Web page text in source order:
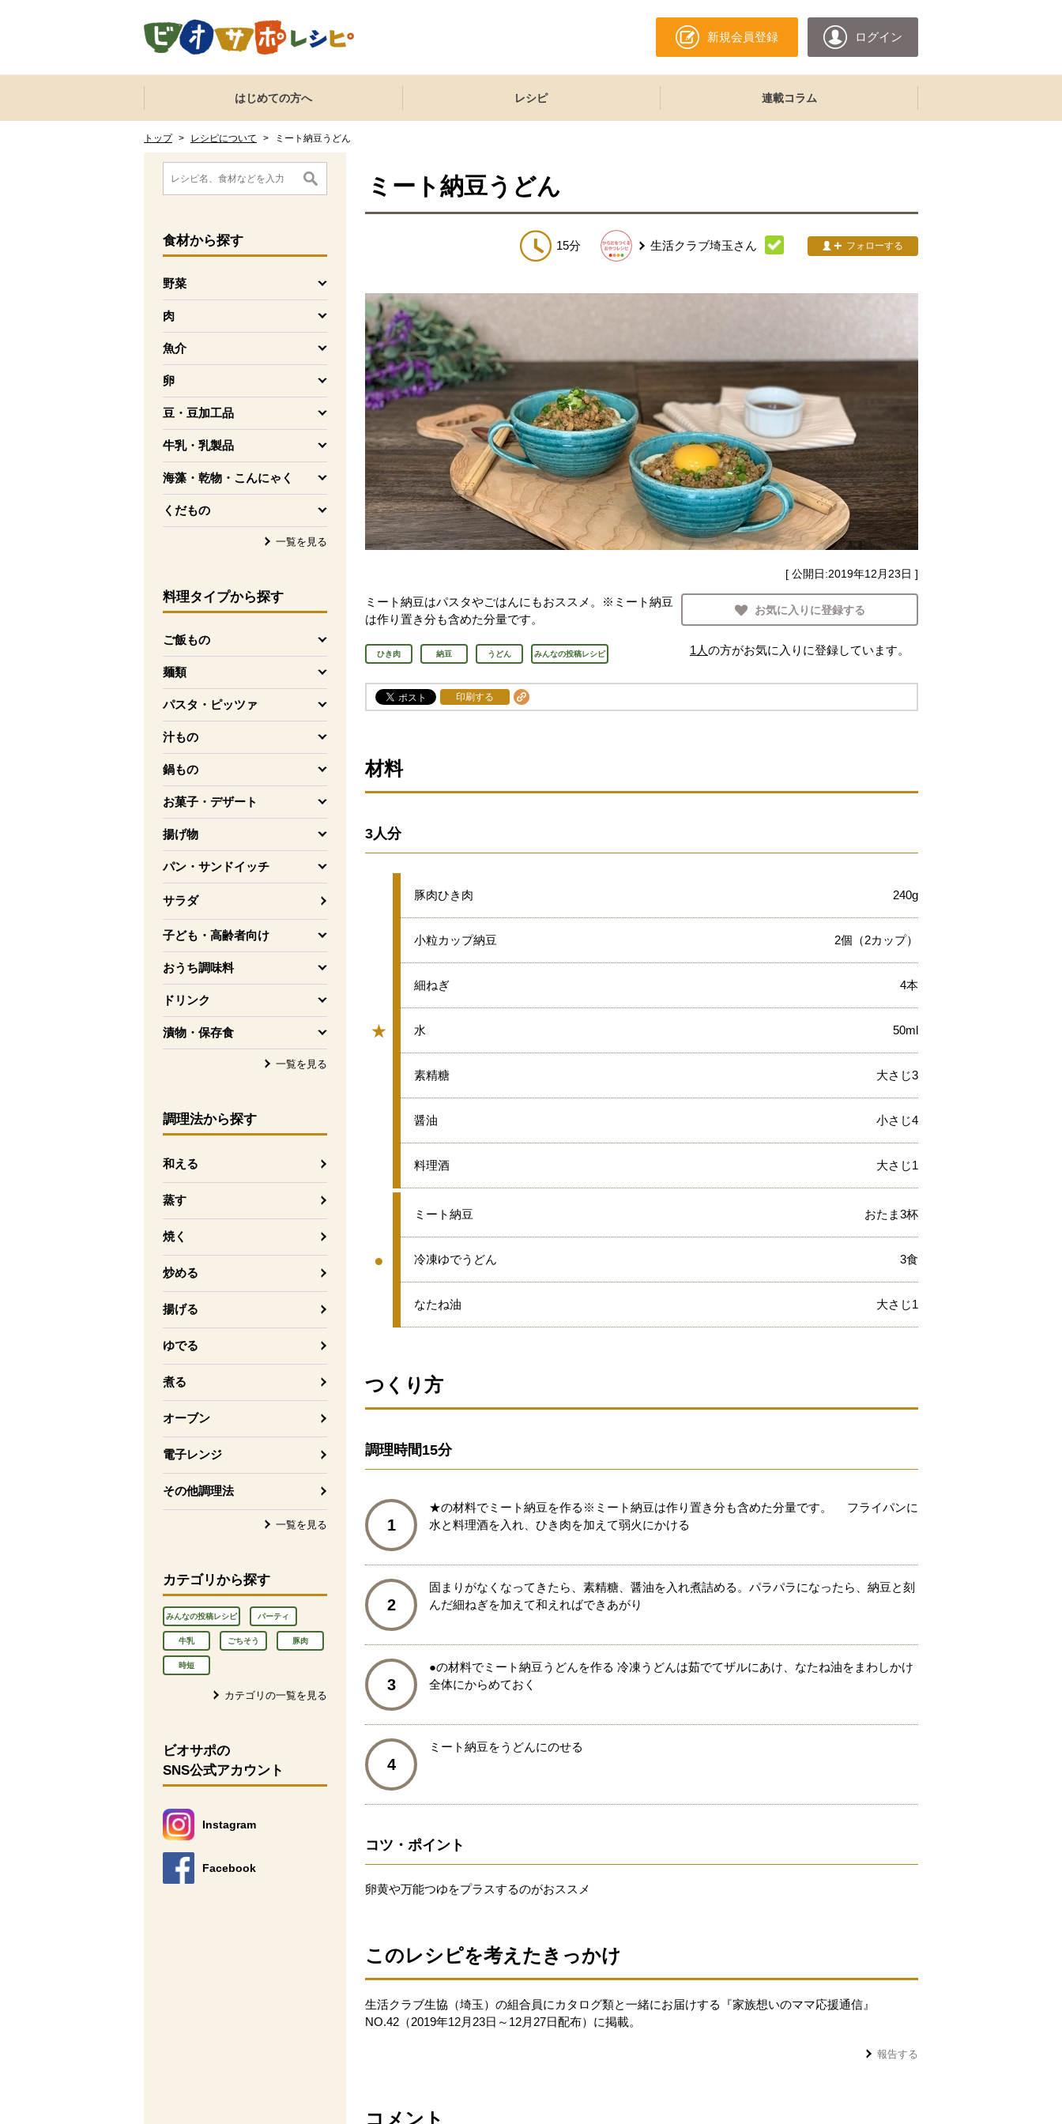
新規会員登録 ログイン
ここからサイト内共通メニューです。
サイト内共通メニューをスキップする
はじめての方へ レシピ 連載コラム
トップ > レシピについて > ミート納豆うどん
ここから消費材検索メニューです。
食材から探す
野菜
を開く
肉
を開く
魚介
を開く
卵
を開く
豆・豆加工品
を開く
牛乳・乳製品
を開く
海藻・乾物・こんにゃく
を開く
くだもの
を開く
一覧を見る
料理タイプから探す
ご飯もの
を開く
麺類
を開く
パスタ・ピッツァ
を開く
汁もの
を開く
鍋もの
を開く
お菓子・デザート
を開く
揚げ物
を開く
パン・サンドイッチ
を開く
サラダ
子ども・高齢者向け
を開く
おうち調味料
を開く
ドリンク
を開く
漬物・保存食
を開く
一覧を見る
調理法から探す
和える
蒸す
焼く
炒める
揚げる
ゆでる
煮る
オーブン
電子レンジ
その他調理法
一覧を見る
カテゴリから探す
みんなの投稿レシピ パーティ
牛乳 ごちそう 豚肉
時短
カテゴリの一覧を見る
消費材検索メニューここまで。
ここから本文です。
ビオサポの
SNS公式アカウント
Instagram
別のウィンドウで開きます。
Facebook
別のウィンドウで開きます。
ミート納豆うどん
15分 生活クラブ埼玉 さん フォローする
[ 公開日:2019年12月23日 ]
ミート納豆はパスタやごはんにもおススメ。※ミート納豆
は作り置き分も含めた分量です。
ひき肉 納豆 うどん みんなの投稿レシピ
お気に入りに登録する
1人の方がお気に入りに登録しています。
印刷する
材料
3人分
★
グループ
★
豚肉ひき肉 240g
★
小粒カップ納豆 2個（2カップ）
★
細ねぎ 4本
★
水 50ml
★
素精糖 大さじ3
★
醤油 小さじ4
★
料理酒 大さじ1
●
●
ミート納豆 おたま3杯
●
冷凍ゆでうどん 3食
●
なたね油 大さじ1
つくり方
調理時間15分
1
★の材料でミート納豆を作る※ミート納豆は作り置き分も含めた分量です。 フライパンに
水と料理酒を入れ、ひき肉を加えて弱火にかける
2
固まりがなくなってきたら、素精糖、醤油を入れ煮詰める。パラパラになったら、納豆と刻
んだ細ねぎを加えて和えればできあがり
3
●の材料でミート納豆うどんを作る 冷凍うどんは茹でてザルにあけ、なたね油をまわしかけ
全体にからめておく
4
ミート納豆をうどんにのせる
コツ・ポイント
卵黄や万能つゆをプラスするのがおススメ
このレシピを考えたきっかけ
生活クラブ生協（埼玉）の組合員にカタログ類と一緒にお届けする『家族想いのママ応援通信』
NO.42（2019年12月23日～12月27日配布）に掲載。
報告する
コメント